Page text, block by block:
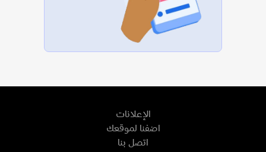
الإعلانات
اضفنا لموقعك
اتصل بنا